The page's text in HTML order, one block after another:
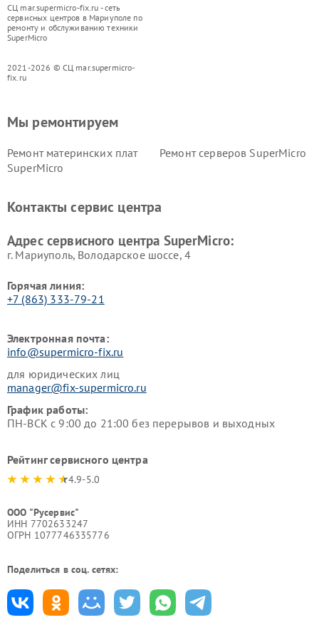
СЦ mar.supermicro-fix.ru - сеть
сервисных центров в Мариуполе по
ремонту и обслуживанию техники
SuperMicro
2021-2026 © СЦ mar.supermicro-
fix.ru
Мы ремонтируем
Ремонт материнских плат
SuperMicro
Ремонт серверов SuperMicro
Контакты сервис центра
Адрес сервисного центра SuperMicro:
г. Мариуполь, Володарское шоссе, 4
Горячая линия:
+7 (863) 333-79-21
Электронная почта:
info@supermicro-fix.ru
для юридических лиц
manager@fix-supermicro.ru
График работы:
ПН-ВСК с 9:00 до 21:00 без перерывов и выходных
Рейтинг сервисного центра
4.9-5.0
ООО "Русервис"
ИНН 7702633247
ОГРН 1077746335776
Поделиться в соц. сетях: